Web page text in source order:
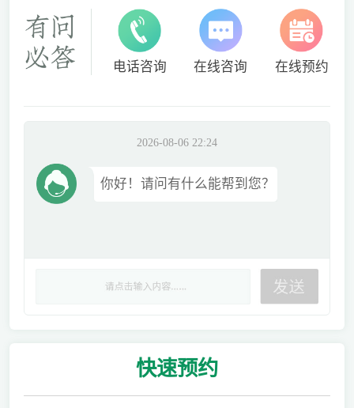
电话咨询 在线咨询 在线预约
2026-08-06 22:24
你好！请问有什么能帮到您？
快速预约